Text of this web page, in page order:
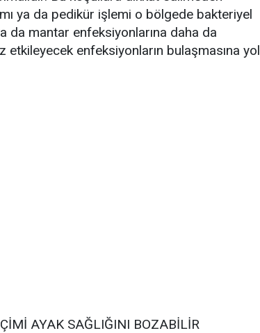
ya da pedikür işlemi o bölgede bakteriyel
da mantar enfeksiyonlarına daha da
etkileyecek enfeksiyonların bulaşmasına yol
AYAK SAĞLIĞINI BOZABİLİR